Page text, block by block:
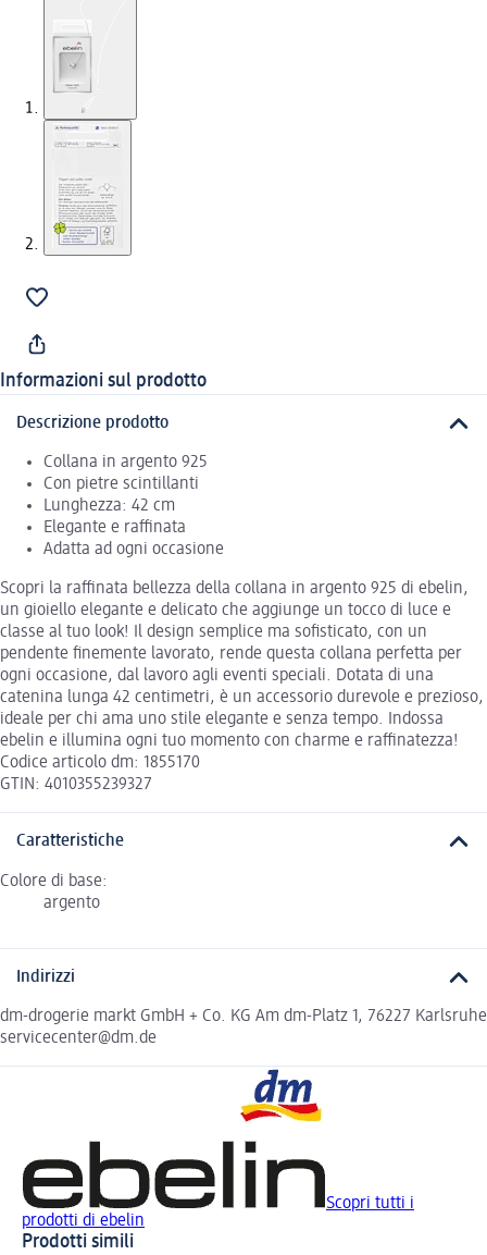
Informazioni sul prodotto
Descrizione prodotto
Collana in argento 925
Con pietre scintillanti
Lunghezza: 42 cm
Elegante e raffinata
Adatta ad ogni occasione
Scopri la raffinata bellezza della collana in argento 925 di ebelin,
un gioiello elegante e delicato che aggiunge un tocco di luce e
classe al tuo look! Il design semplice ma sofisticato, con un
pendente finemente lavorato, rende questa collana perfetta per
ogni occasione, dal lavoro agli eventi speciali. Dotata di una
catenina lunga 42 centimetri, è un accessorio durevole e prezioso,
ideale per chi ama uno stile elegante e senza tempo. Indossa
ebelin e illumina ogni tuo momento con charme e raffinatezza!
Codice articolo dm: 1855170
GTIN: 4010355239327
Caratteristiche
Colore di base:
argento
Indirizzi
dm-drogerie markt GmbH + Co. KG Am dm-Platz 1, 76227 Karlsruhe
servicecenter@dm.de
Scopri tutti i
prodotti di ebelin
Prodotti simili